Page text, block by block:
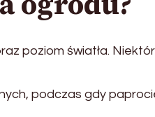
poziom światła.
podczas gdy